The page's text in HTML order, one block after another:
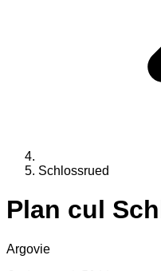
Schlossrued
Plan cul
Argovie